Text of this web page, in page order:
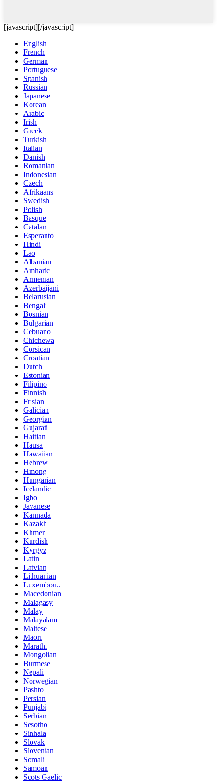
[javascript][/javascript]
English
French
German
Portuguese
Spanish
Russian
Japanese
Korean
Arabic
Irish
Greek
Turkish
Italian
Danish
Romanian
Indonesian
Czech
Afrikaans
Swedish
Polish
Basque
Catalan
Esperanto
Hindi
Lao
Albanian
Amharic
Armenian
Azerbaijani
Belarusian
Bengali
Bosnian
Bulgarian
Cebuano
Chichewa
Corsican
Croatian
Dutch
Estonian
Filipino
Finnish
Frisian
Galician
Georgian
Gujarati
Haitian
Hausa
Hawaiian
Hebrew
Hmong
Hungarian
Icelandic
Igbo
Javanese
Kannada
Kazakh
Khmer
Kurdish
Kyrgyz
Latin
Latvian
Lithuanian
Luxembou..
Macedonian
Malagasy
Malay
Malayalam
Maltese
Maori
Marathi
Mongolian
Burmese
Nepali
Norwegian
Pashto
Persian
Punjabi
Serbian
Sesotho
Sinhala
Slovak
Slovenian
Somali
Samoan
Scots Gaelic